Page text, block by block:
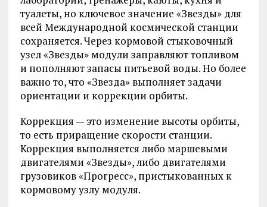
туалеты, но ключевое значение «Звезды» для
всей Международной космической станции
сохраняется. Через кормовой стыковочный
узел «Звезды» модули заправляют топливом
и пополняют запасы питьевой воды. Но более
важно то, что «Звезда» выполняет задачи
ориентации и коррекции орбиты.
Коррекция — это изменение высоты орбиты,
то есть приращение скорости станции.
Коррекция выполняется либо маршевыми
двигателями «Звезды», либо двигателями
грузовиков «Прогресс», пристыкованных к
кормовому узлу модуля.